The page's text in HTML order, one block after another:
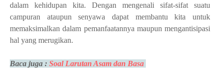
dalam kehidupan kita. Dengan mengenali sifat-sifat suatu
campuran ataupun senyawa dapat membantu kita untuk
memaksimalkan dalam pemanfaatannya maupun mengantisipasi
hal yang merugikan.
Baca juga : Soal Larutan Asam dan Basa